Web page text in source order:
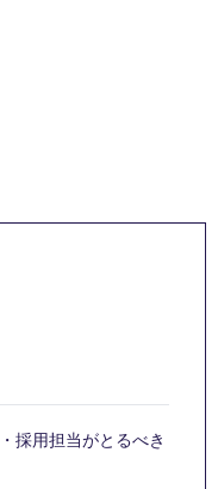
採用担当がとるべき